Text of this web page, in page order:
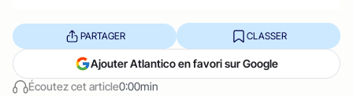
Écoutez cet article0:00min
PARTAGER CLASSER
Ajouter Atlantico en favori sur Google